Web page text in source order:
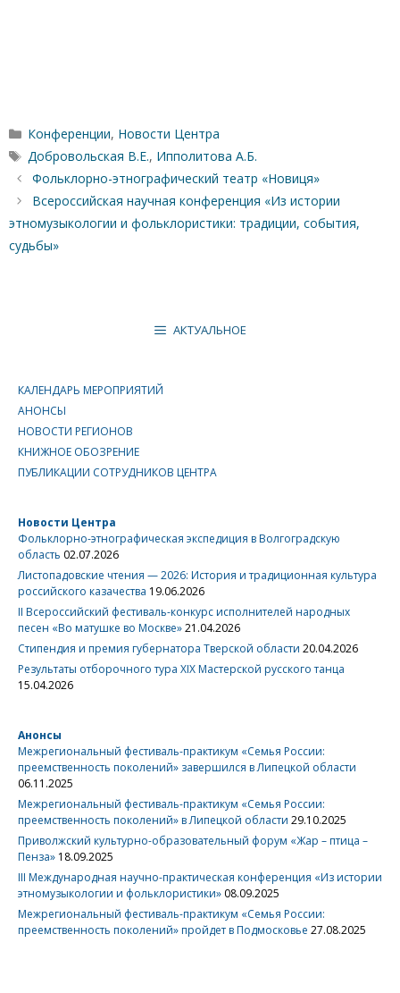
Рубрики
Конференции, Новости Центра
Метки
Добровольская В.Е., Ипполитова А.Б.
Фольклорно-этнографический театр «Новиця»
Всероссийская научная конференция «Из истории
этномузыкологии и фольклористики: традиции, события,
судьбы»
АКТУАЛЬНОЕ
КАЛЕНДАРЬ МЕРОПРИЯТИЙ
АНОНСЫ
НОВОСТИ РЕГИОНОВ
КНИЖНОЕ ОБОЗРЕНИЕ
ПУБЛИКАЦИИ СОТРУДНИКОВ ЦЕНТРА
Новости Центра
Фольклорно-этнографическая экспедиция в Волгоградскую
область 02.07.2026
Листопадовские чтения — 2026: История и традиционная культура
российского казачества 19.06.2026
II Всероссийский фестиваль-конкурс исполнителей народных
песен «Во матушке во Москве»21.04.2026
Стипендия и премия губернатора Тверской области 20.04.2026
Результаты отборочного тура XIX Мастерской русского танца
15.04.2026
Анонсы
Межрегиональный фестиваль-практикум «Семья России:
преемственность поколений» завершился в Липецкой области
06.11.2025
Межрегиональный фестиваль-практикум «Семья России:
преемственность поколений» в Липецкой области 29.10.2025
Приволжский культурно-образовательный форум «Жар – птица –
Пенза» 18.09.2025
III Международная научно-практическая конференция «Из истории
этномузыкологии и фольклористики» 08.09.2025
Межрегиональный фестиваль-практикум «Семья России:
преемственность поколений» пройдет в Подмосковье 27.08.2025